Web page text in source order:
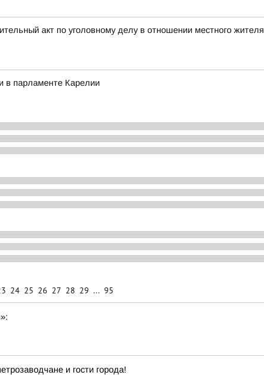
акт по уголовному делу в отношении местного жителя
в парламенте Карелии
24 25 26 27 28 29 ... 95
и гости города!